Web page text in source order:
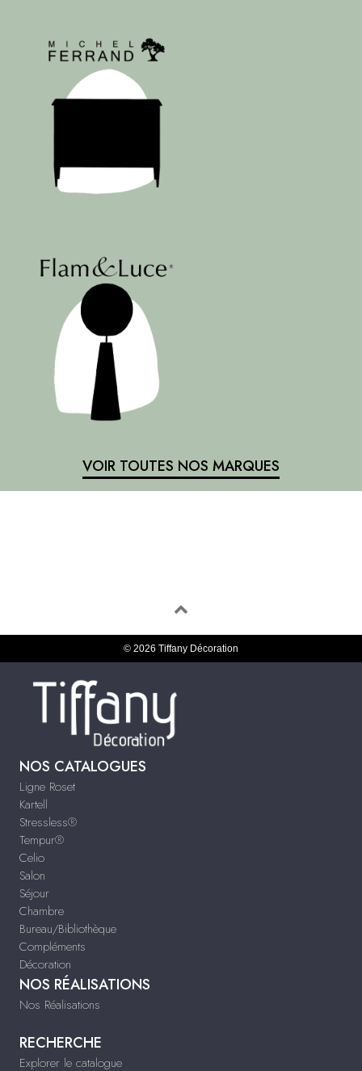
VOIR TOUTES NOS MARQUES
© 2026 Tiffany Décoration
NOS CATALOGUES
Ligne Roset
Kartell
Stressless®
Tempur®
Celio
Salon
Séjour
Chambre
Bureau/Bibliothèque
Compléments
Décoration
NOS RÉALISATIONS
Nos Réalisations
RECHERCHE
Explorer le catalogue